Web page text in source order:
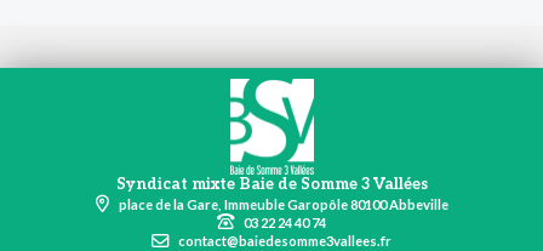
Syndicat mixte Baie de Somme 3 Vallées
place de la Gare, Immeuble Garopôle 80100 Abbeville
03 22 24 40 74
contact@baiedesomme3vallees.fr